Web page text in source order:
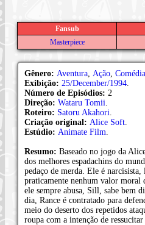
Fansub
Masterpiece
Gênero: Aventura Ação Comédia
Exibição: 25/December/1994
Número de Episódios: 2
Direção: Wataru Tomii
Roteiro: Satoru Akahori
Criação original: Alice Soft
Estúdio: Animate Film
Resumo: Baseado no jogo da
dos melhores espadachins do
pedaço de merda. Ele é
praticamente nenhum valor moral
ele sempre abusa, Sill, sabe bem
dia, Rance é contratado para
meio do deserto dos repetidos
roupa com a intenção de